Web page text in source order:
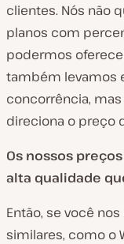
clientes. Nós não
planos com
podermos
também levamos
concorrência,
direciona o preço
Os nossos
alta qualidade
Então, se você
similares, como o